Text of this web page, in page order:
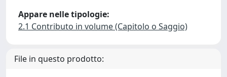
Appare nelle tipologie:
2.1 Contributo in volume (Capitolo o Saggio)
File in questo prodotto: